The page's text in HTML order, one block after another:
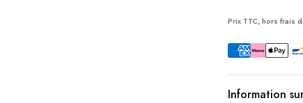
Prix TTC, hors frais
Information